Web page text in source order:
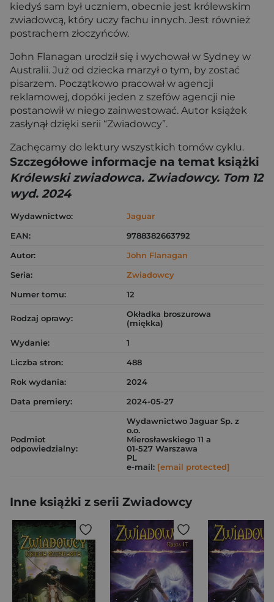
kiedyś sam był uczniem, obecnie jest królewskim
zwiadowcą, który uczy fachu innych. Jest również
postrachem złoczyńców.
John Flanagan urodził się i wychował w Sydney w
Australii. Już od dziecka marzył o tym, by zostać
pisarzem. Początkowo pracował w agencji
reklamowej, dopóki jeden z szefów agencji nie
postanowił w niego zainwestować. Autor książek
zasłynął dzięki serii “Zwiadowcy”.
Zachęcamy do lektury wszystkich tomów cyklu.
Szczegółowe informacje na temat książki
Królewski zwiadowca. Zwiadowcy. Tom 12
wyd. 2024
Wydawnictwo:
Jaguar
EAN:
9788382663792
Autor:
John Flanagan
Seria:
Zwiadowcy
Numer tomu:
12
Rodzaj oprawy:
Okładka broszurowa
(miękka)
Wydanie:
1
Liczba stron:
488
Rok wydania:
2024
Data premiery:
2024-05-27
Podmiot
odpowiedzialny:
Wydawnictwo Jaguar Sp. z
o.o.
Mierosławskiego 11 a
01-527 Warszawa
PL
e-mail: [email protected]
Inne książki z serii Zwiadowcy